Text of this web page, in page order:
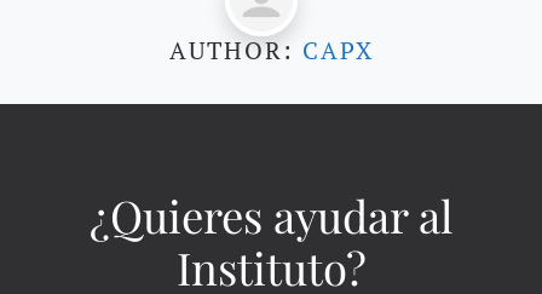
AUTHOR: CAPX
¿Quieres ayudar al
Instituto?